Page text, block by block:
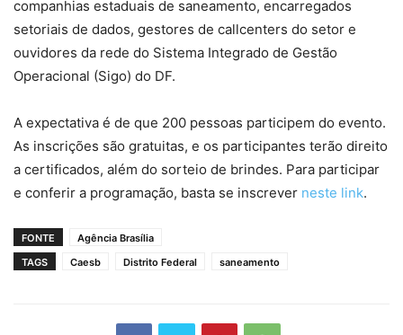
companhias estaduais de saneamento, encarregados
setoriais de dados, gestores de callcenters do setor e
ouvidores da rede do Sistema Integrado de Gestão
Operacional (Sigo) do DF.
A expectativa é de que 200 pessoas participem do evento.
As inscrições são gratuitas, e os participantes terão direito
a certificados, além do sorteio de brindes. Para participar
e conferir a programação, basta se inscrever neste link.
FONTE
Agência Brasília
TAGS
Caesb Distrito Federal saneamento